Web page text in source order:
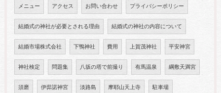
メニュー アクセス お問い合わせ プライバシーポリシー
結婚式の神社が必要とされる理由 結婚式の神社の内容について
結婚市場株式会社 下鴨神社 費用 上賀茂神社 平安神宮
神社検定 問題集 八坂の塔で前撮り 有馬温泉 綱敷天満宮
須磨 伊弉諾神宮 淡路島 摩耶山天上寺 駐車場